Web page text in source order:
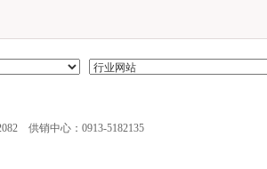
供销中心：0913-5182135